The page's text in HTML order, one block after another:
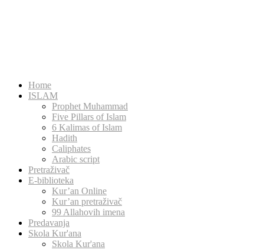
Home
ISLAM
Prophet Muhammad
Five Pillars of Islam
6 Kalimas of Islam
Hadith
Caliphates
Arabic script
Pretraživač
E-biblioteka
Kur’an Online
Kur’an pretraživač
99 Allahovih imena
Predavanja
Skola Kur'ana
Skola Kur'ana